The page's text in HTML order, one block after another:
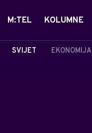
SVIJET EKONOMIJA
M:TEL KOLUMNE